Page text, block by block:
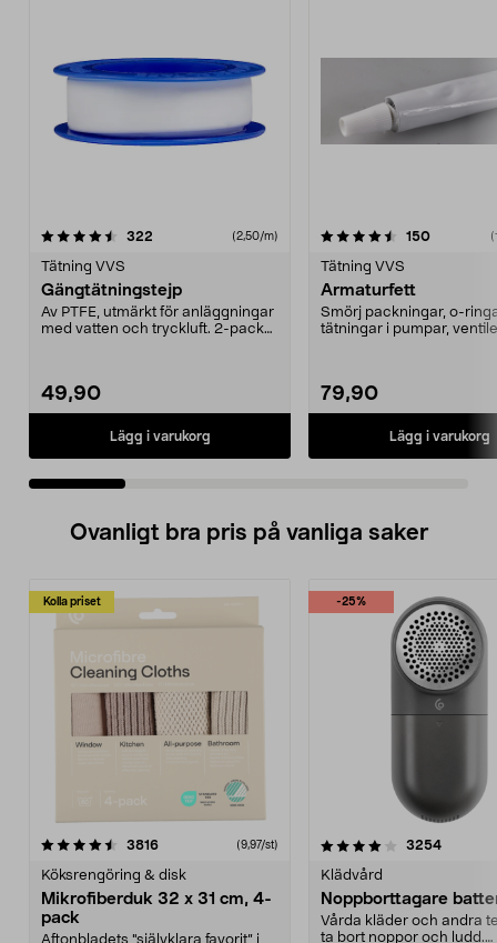
322 (2,50/m)
Tätning VVS
Gängtätningstejp
Av PTFE, utmärkt för anläggningar
med vatten och tryckluft. 2-pack
49,90
Lägg i varukorg
4.5 av 5 stjärnor 150
Tätning VVS
Armaturfett
Smörj packningar, o-
tätningar i pumpar,
79,90
Lägg i varukorg
4.0 av 5 stjärnor
Ovanligt bra pris på vanliga saker
Kolla priset
3816recensioner (9,97/st)
Köksrengöring & disk
Mikrofiberduk 32 x 31 cm, 4-
pack
-25%
4.0av 5 stjärnor 3254
Klädvård
Noppborttagare
Vårda kläder och andra
ta bort noppor och ludd.
4.5av 5 stjärnor